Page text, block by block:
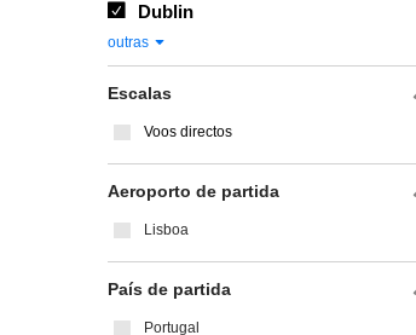
Dublin
outras
Escalas
Voos directos
Aeroporto de partida
Lisboa
País de partida
Portugal